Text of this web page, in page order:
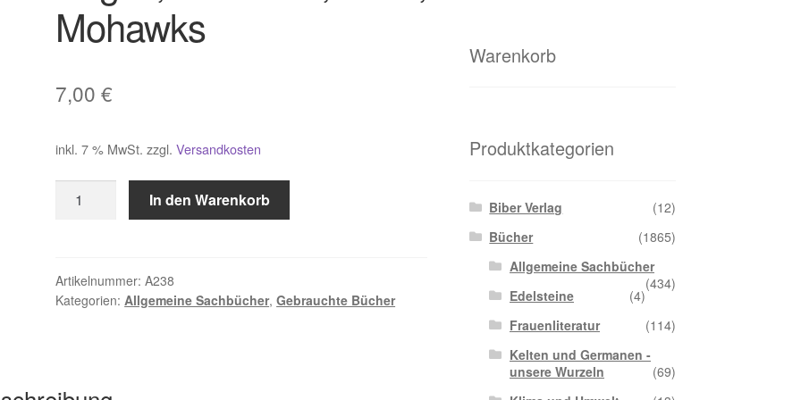
Mohawks
7,00€
inkl. 7 % MwSt. zzgl.Versandkosten
Mohawks
Menge
In den Warenkorb
Artikelnummer:A238
Kategorien:Allgemeine Sachbücher,Gebrauchte Bücher
Warenkorb
Produktkategorien
Biber Verlag
(12)
Bücher
(1865)
Allgemeine Sachbücher
(434)
Edelsteine
(4)
Frauenliteratur
(114)
Kelten und Germanen -
unsere Wurzeln
(69)